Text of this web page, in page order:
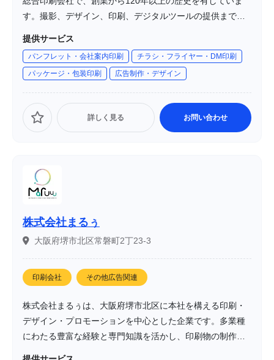
す。撮影、デザイン、印刷、デジタルツールの提供まで一
田区業平に所有し、10t車両にも対応可能な設備を備えてい
ます。
提供サービス
パンフレット・会社案内印刷
チラシ・フライヤー・DM印刷
パッケージ・包装印刷
広告制作・デザイン
詳しく見る お問い合わせ
株式会社まるぅ
大阪府堺市北区常磐町2丁23-3
印刷会社 その他広告関連
株式会社まるぅは、大阪府堺市北区に本社を構える印刷・
デザイン・プロモーションを中心とした企業です。多業種
にわたる豊富な経験と専門知識を活かし、印刷物の制作か